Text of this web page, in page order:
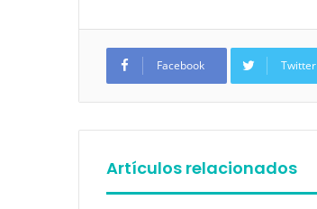
Facebook Twitter
Artículos relacionados